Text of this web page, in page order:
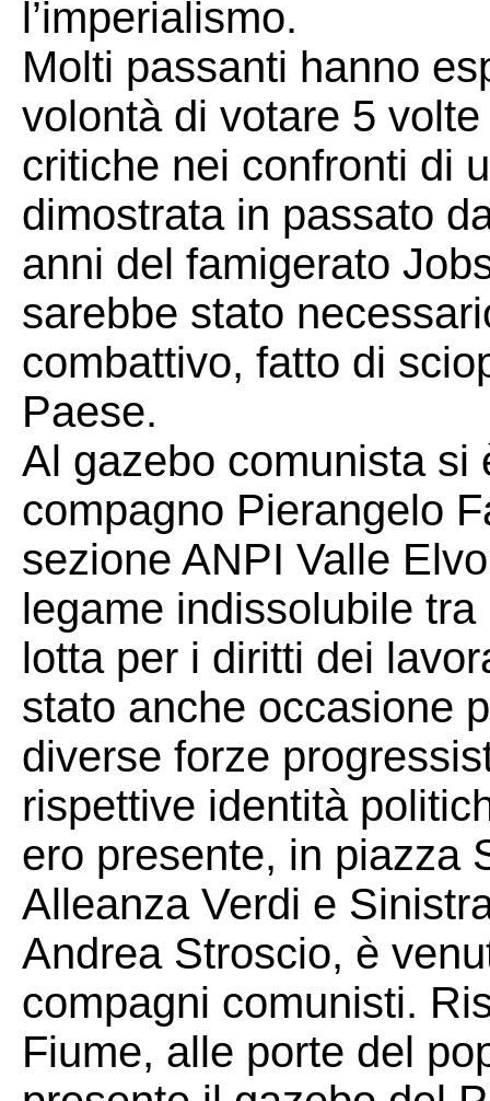
l’imperialismo.
Molti passanti hanno
volontà di votare 5
critiche nei confronti di
dimostrata in passato
anni del famigerato
sarebbe stato
combattivo, fatto di
Paese.
Al gazebo comunista si
compagno Pierangelo
sezione ANPI Valle
legame indissolubile
lotta per i diritti dei
stato anche occasione
diverse forze
rispettive identità
ero presente, in piazza
Alleanza Verdi e
Andrea Stroscio, è
compagni comunisti.
Fiume, alle porte del